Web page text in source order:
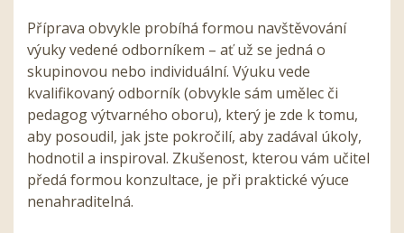
Příprava obvykle probíhá formou navštěvování
výuky vedené odborníkem – ať už se jedná o
skupinovou nebo individuální. Výuku vede
kvalifikovaný odborník (obvykle sám umělec či
pedagog výtvarného oboru), který je zde k tomu,
aby posoudil, jak jste pokročilí, aby zadával úkoly,
hodnotil a inspiroval. Zkušenost, kterou vám učitel
předá formou konzultace, je při praktické výuce
nenahraditelná.